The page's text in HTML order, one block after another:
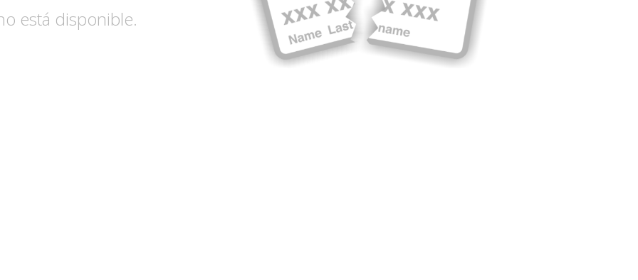
está disponible.